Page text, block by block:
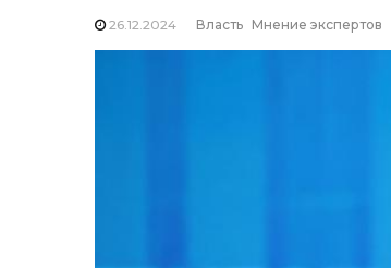
26.12.2024 Власть Мнение экспертов